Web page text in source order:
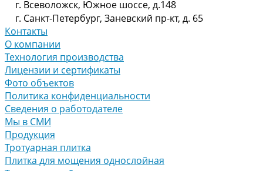
г. Всеволожск, Южное шоссе, д.148
г. Санкт-Петербург, Заневский пр-кт, д. 65
Контакты
О компании
Технология производства
Лицензии и сертификаты
Фото объектов
Политика конфиденциальности
Сведения о работодателе
Мы в СМИ
Продукция
Тротуарная плитка
Плитка для мощения однослойная